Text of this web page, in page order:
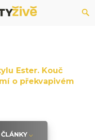
Ester. Kouč
o překvapivém